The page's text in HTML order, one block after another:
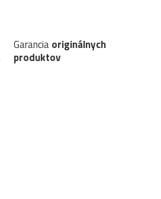
Garanciaoriginálnych
produktov